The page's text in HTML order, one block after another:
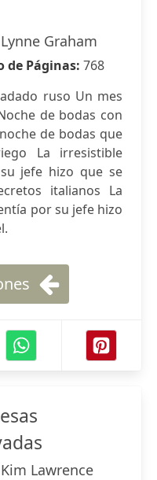
Lynne Graham
de Páginas: 768
ruso Un mes
de bodas con
de bodas que
La irresistible
jefe hizo que se
italianos La
por su jefe hizo
Kim Lawrence